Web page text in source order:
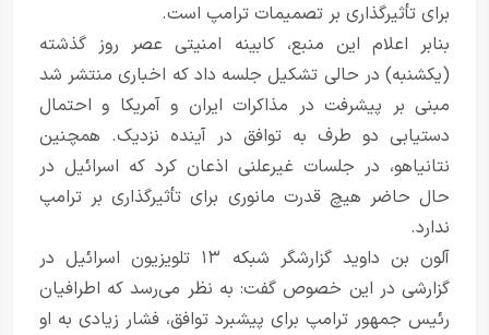
برای تأثیرگذاری بر تصمیمات ترامپ است.
بنابر اعلام این منبع، کابینه امنیتی عصر روز گذشته
(یکشنبه) در حالی تشکیل جلسه داد که اخباری منتشر شد
مبنی بر پیشرفت در مذاکرات ایران و آمریکا و احتمال
دستیابی دو طرف به توافق در آینده نزدیک. همچنین
نتانیاهو، در جلسات غیرعلنی اذعان کرد که اسرائیل در
حال حاضر هیچ قدرت مانوری برای تأثیرگذاری بر ترامپ
ندارد.
آلون بن داوید گزارشگر شبکه ۱۳ تلویزیون اسرائیل در
گزارشی در این خصوص گفت: به نظر می‌رسد که اطرافیان
رئیس جمهور ترامپ برای پیشبرد توافق، فشار زیادی به او